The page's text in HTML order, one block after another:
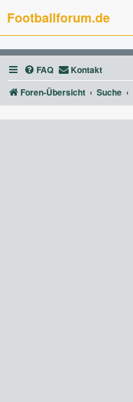
Footballforum.de
FAQ Kontakt
Foren-Übersicht
Suche